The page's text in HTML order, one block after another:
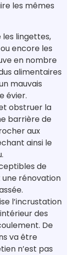
les mêmes
les lingettes,
encore les
en nombre
alimentaires
mauvais
évier.
obstruer la
barrière de
aux
ainsi le
de
rénovation
l’incrustation
des
De
va être
n’est pas